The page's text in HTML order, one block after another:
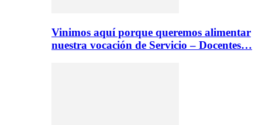
Vinimos aquí porque queremos alimentar
nuestra vocación de Servicio – Docentes…